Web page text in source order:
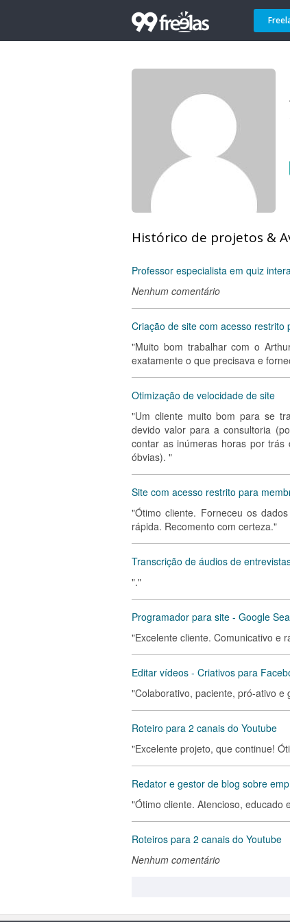
Histórico de projetos &
Professor especialista em quiz
Nenhum comentário
Criação de site com acesso restrito
"Muito bom trabalhar com o
exatamente o que precisava e
Otimização de velocidade de site
"Um cliente muito bom para se
devido valor para a consultoria
contar as inúmeras horas por
óbvias). "
Site com acesso restrito para
"Ótimo cliente. Forneceu os
rápida. Recomento com certeza."
Transcrição de áudios de
"."
Programador para site - Google
"Excelente cliente. Comunicativo e
Editar vídeos - Criativos para
"Colaborativo, paciente, pró-ativo
Roteiro para 2 canais do Youtube
"Excelente projeto, que continue!
Redator e gestor de blog sobre
"Ótimo cliente. Atencioso, educado
Roteiros para 2 canais do Youtube
Nenhum comentário